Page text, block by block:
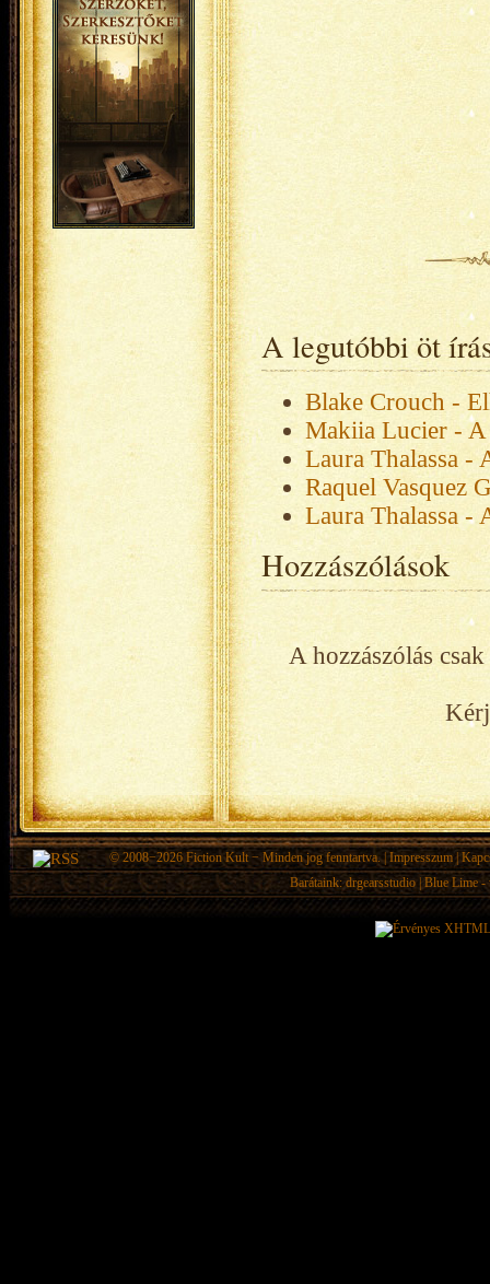
A legutóbbi öt
Blake Crouch -
Makiia Lucier - A
Laura Thalassa -
Raquel Vasquez
Laura Thalassa -
Hozzászólások
A hozzászólás
© 2008−2026 Fiction Kult − Minden jog fenntartva. | Impresszum|
Barátaink:drgearsstudio Blue Lime -